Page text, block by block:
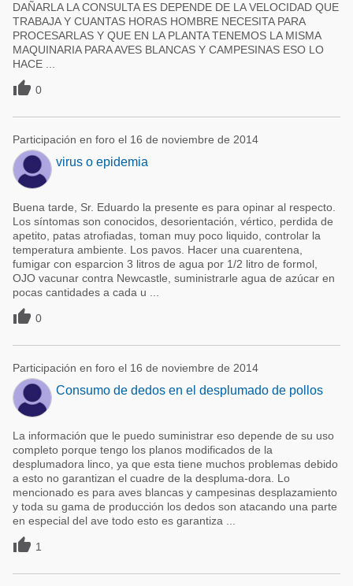
DAÑARLA LA CONSULTA ES DEPENDE DE LA VELOCIDAD QUE
TRABAJA Y CUANTAS HORAS HOMBRE NECESITA PARA
PROCESARLAS Y QUE EN LA PLANTA TENEMOS LA MISMA
MAQUINARIA PARA AVES BLANCAS Y CAMPESINAS ESO LO
HACE ...
 0
Participación en foro el 16 de noviembre de 2014
virus o epidemia
Buena tarde, Sr. Eduardo la presente es para opinar al respecto.
Los síntomas son conocidos, desorientación, vértico, perdida de
apetito, patas atrofiadas, toman muy poco liquido, controlar la
temperatura ambiente. Los pavos. Hacer una cuarentena,
fumigar con esparcion 3 litros de agua por 1/2 litro de formol,
OJO vacunar contra Newcastle, suministrarle agua de azúcar en
pocas cantidades a cada u ...
 0
Participación en foro el 16 de noviembre de 2014
Consumo de dedos en el desplumado de pollos
La información que le puedo suministrar eso depende de su uso
completo porque tengo los planos modificados de la
desplumadora linco, ya que esta tiene muchos problemas debido
a esto no garantizan el cuadre de la despluma-dora. Lo
mencionado es para aves blancas y campesinas desplazamiento
y toda su gama de producción los dedos son atacando una parte
en especial del ave todo esto es garantiza ...
 1